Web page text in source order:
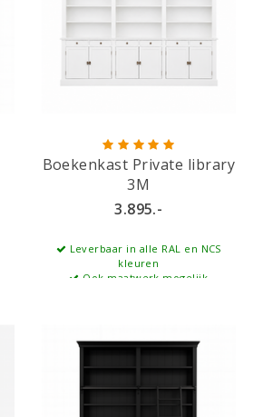
Boekenkast Private library
3M
3.895.-
Leverbaar in alle RAL en NCS
kleuren
Ook maatwerk mogelijk